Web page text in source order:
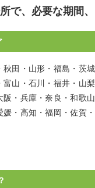
で、必要な期間
田・山形・福島・茨
山・石川・福井・山
・兵庫・奈良・和歌
・高知・福岡・佐賀